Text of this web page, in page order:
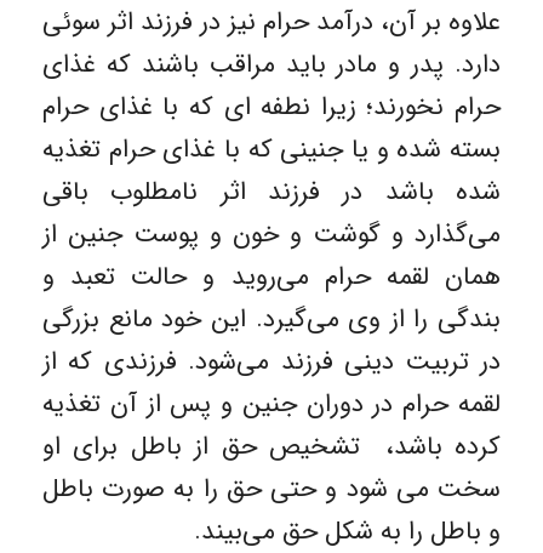
علاوه بر آن، درآمد حرام نیز در فرزند اثر سوئی
دارد. پدر و مادر باید مراقب باشند که غذای
حرام نخورند؛ زیرا نطفه ای که با غذای حرام
بسته شده و یا جنینی که با غذای حرام تغذیه
شده باشد در فرزند اثر نامطلوب باقی
می‌گذارد و گوشت و خون و پوست جنین از
همان لقمه حرام می‌روید و حالت تعبد و
بندگی را از وی می‌گیرد. این خود مانع بزرگی
در تربیت دینی فرزند می‌شود. فرزندی که از
لقمه حرام در دوران جنین و پس از آن تغذیه
کرده باشد، تشخیص حق از باطل برای او
سخت می شود و حتی حق را به صورت باطل
و باطل را به شکل حق می‌بیند.